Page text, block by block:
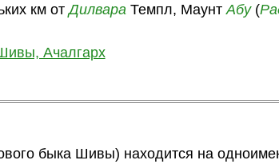
км отДилвара Темпл, МаунтАбу(
быка Шивы) находится на